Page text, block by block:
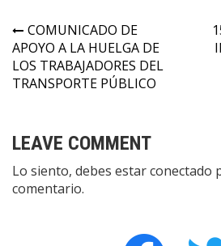
Navegación
de
entradas
COMUNICADO DE
APOYO A LA HUELGA DE
LOS TRABAJADORES DEL
TRANSPORTE PÚBLICO
LEAVE COMMENT
Lo siento, debes estarconectado
comentario.
facebook twitter